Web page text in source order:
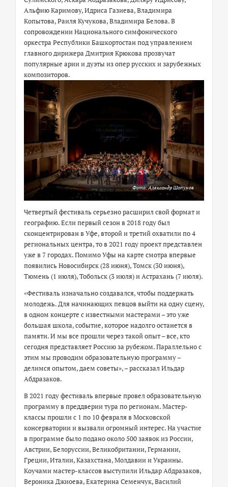
Альфию Каримову, Идриса Газиева, Владимира
Копытова, Раиля Кучукова, Владимира Белова. В
сопровождении Национального симфонического
оркестра Республики Башкортостан под управлением
главного дирижера Дмитрия Крюкова прозвучат
популярные арии и дуэты из опер русских и зарубежных
композиторов.
Фото: Александр Шапунов
Четвертый фестиваль серьезно расширил свой формат и
географию. Если первый сезон в 2018 году был
сконцентрирован в Уфе, второй и третий охватили по 4
региональных центра, то в 2021 году проект представлен
уже в 7 городах. Помимо Уфы на карте смотра впервые
появились Новосибирск (28 июня), Томск (30 июня),
Тюмень (1 июля), Тобольск (3 июля) и Астрахань (7 июля).
«Фестиваль изначально создавался, чтобы поддержать
молодежь. Для начинающих певцов выйти на одну сцену,
в одном концерте с известными мастерами – это уже
большая школа, событие, которое надолго останется в
памяти. И мы все прошли через такой опыт – все, кто
сегодня представляет Россию за рубежом. Параллельно с
этим мы проводим образовательную программу –
делимся опытом, даем советы», – рассказал Ильдар
Абдразаков.
В 2021 году фестиваль впервые провел образовательную
программу в преддверии тура по регионам. Мастер-
классы прошли с 1 по 10 февраля в Московской
консерватории и вызвали огромный интерес. На участие
в программе было подано около 500 заявок из России,
Австрии, Белоруссии, Великобритании, Германии,
Греции, Италии, Казахстана, Молдавии и Украины.
Коучами мастер-классов выступили Ильдар Абдразаков,
Вероника Джиоева, Екатерина Семенчук, Василий